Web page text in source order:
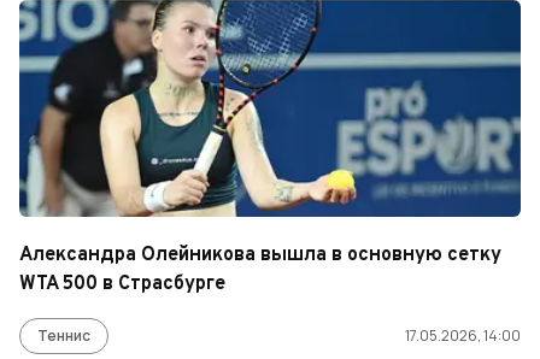
Александра Олейникова вышла в основную сетку
WTA 500 в Страсбурге
Теннис 17.05.2026, 14:00